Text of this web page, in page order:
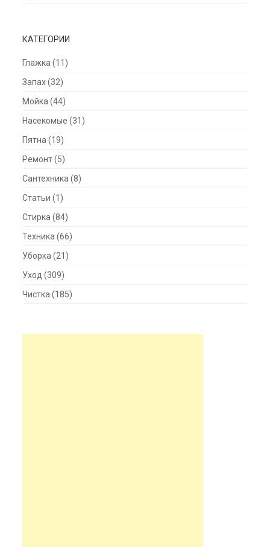
КАТЕГОРИИ
Глажка (11)
Запах(32)
Мойка (44)
Насекомые (31)
Пятна (19)
Ремонт(5)
Сантехника (8)
Статьи (1)
Стирка (84)
Техника (66)
Уборка (21)
Уход (309)
Чистка (185)